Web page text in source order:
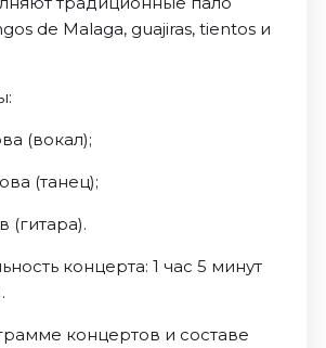
de Malaga, guajiras, tientos и
(вокал);
(танец);
(гитара).
концерта: 1 час 5 минут
концертов и составе